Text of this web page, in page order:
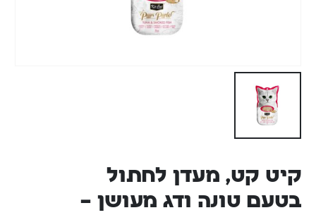
קיט קט, מעדן לחתול
בטעם טונה ודג מעושן –